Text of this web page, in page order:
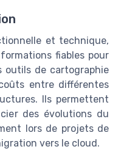
et technique,
fiables pour
outils de cartographie
entre différentes
Ils permettent
des évolutions du
lors de projets de
vers le cloud.